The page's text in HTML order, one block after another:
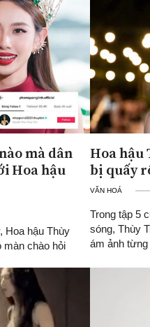
INFOCUS
mà dân
Hoa hậu
Hoa hậu Thùy
màn chào hỏi
Hoa hậu
bị quấy
VĂN HOÁ
Trong tập 5
sóng, Thùy
ám ảnh